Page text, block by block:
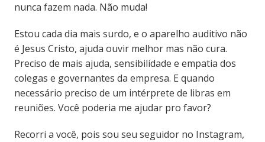
nunca fazem nada. Não muda!
Estou cada dia mais surdo, e o aparelho auditivo não
é Jesus Cristo, ajuda ouvir melhor mas não cura.
Preciso de mais ajuda, sensibilidade e empatia dos
colegas e governantes da empresa. E quando
necessário preciso de um intérprete de libras em
reuniões. Você poderia me ajudar pro favor?
Recorri a você, pois sou seu seguidor no Instagram,